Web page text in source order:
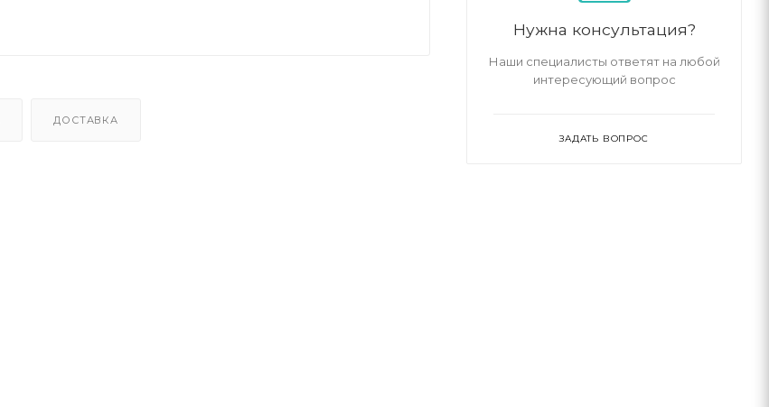
ДОСТАВКА
Нужна консультация?
Наши специалисты ответят на любой
интересующий вопрос
ЗАДАТЬ ВОПРОС